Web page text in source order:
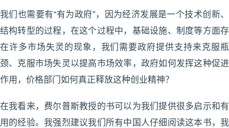
我们也需要有“有为政府”，因为经济发展是一个技术创新、
结构转型的过程，在这个过程中，基础设施、制度等方面存
在许多市场失灵的现象，我们需要政府提供支持来克服瓶
颈、克服市场失灵以提高市场效率，政府如何发挥这种促进
作用，价格部门如何真正释放这种创业精神？
在我看来，费尔普斯教授的书可以为我们提供很多启示和有
用的经验。我强烈建议我们所有中国人仔细阅读这本书，我